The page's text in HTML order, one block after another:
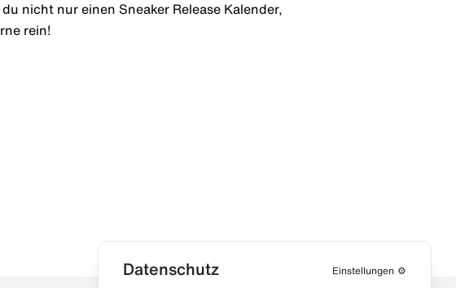
du nicht nur einen Sneaker Release Kalender,
rein!
Datenschutz Einstellungen ⚙️